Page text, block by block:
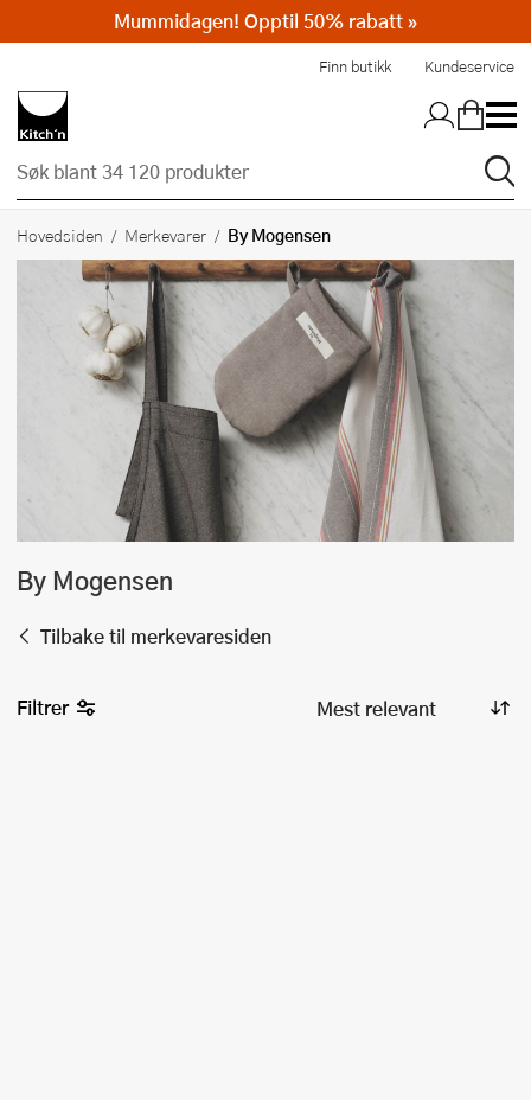
Finn butikk Kundeservice
Hovedsiden Merkevarer By Mogensen
By Mogensen
Tilbake til merkevaresiden
Filtrer
Mummidagen! Opptil 50% rabatt »